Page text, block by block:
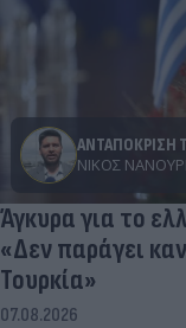
ΑΝΤΑΠΟΚΡΙΣΗ
ΝΊΚΟΣ
Άγκυρα για το
«Δεν παράγει
Τουρκία»
07.08.2026